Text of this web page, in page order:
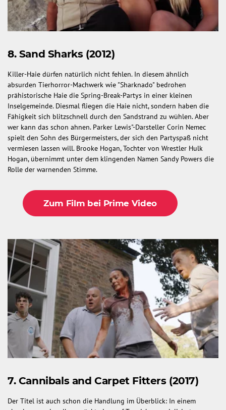
8. Sand Sharks (2012)
Killer-Haie dürfen natürlich nicht fehlen. In diesem ähnlich
absurden Tierhorror-Machwerk wie "Sharknado" bedrohen
prähistorische Haie die Spring-Break-Partys in einer kleinen
Inselgemeinde. Diesmal fliegen die Haie nicht, sondern haben die
Fähigkeit sich blitzschnell durch den Sandstrand zu wühlen. Aber
wer kann das schon ahnen. Parker Lewis"-Darsteller Corin Nemec
spielt den Sohn des Bürgermeisters, der sich den Partyspaß nicht
vermiesen lassen will. Brooke Hogan, Tochter von Wrestler Hulk
Hogan, übernimmt unter dem klingenden Namen Sandy Powers die
Rolle der warnenden Stimme.
Zum Film bei Prime Video
7. Cannibals and Carpet Fitters (2017)
Der Titel ist auch schon die Handlung im Überblick: In einem